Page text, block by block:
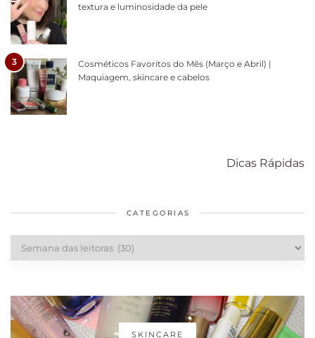
textura e luminosidade da pele
3
Cosméticos Favoritos do Mês (Março e Abril) |
Maquiagem, skincare e cabelos
Dicas Rápidas
diários
cabelos
CATEGORIAS
SKINCARE